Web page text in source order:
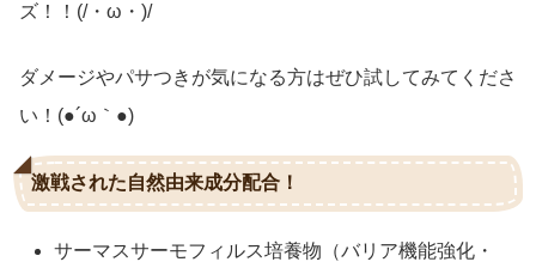
ズ！！(/・ω・)/
ダメージやパサつきが気になる方はぜひ試してみてくださ
い！(●´ω｀●)
激戦された自然由来成分配合！
サーマスサーモフィルス培養物（バリア機能強化・